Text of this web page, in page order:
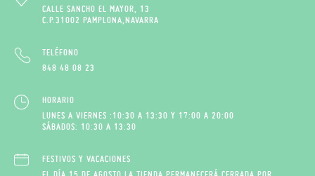
CALLE SANCHO EL MAYOR, 13
C.P.31002 PAMPLONA,NAVARRA
TELÉFONO
848 48 08 23
HORARIO
LUNES A VIERNES :10:30 A 13:30 Y 17:00 A 20:00
SÁBADOS: 10:30 A 13:30
FESTIVOS Y VACACIONES